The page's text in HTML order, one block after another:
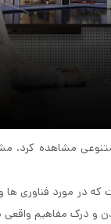
متنوعی مشاهده کرد.
در مورد فناوری ها
و درک مفاهیم